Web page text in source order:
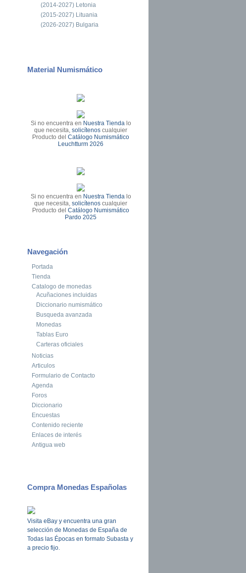
(2014-2027) Letonia
(2015-2027) Lituania
(2026-2027) Bulgaria
Material Numismático
Si no encuentra en Nuestra Tienda lo
que necesita,solicítenos cualquier
Producto delCatálogo Numismático
Leuchtturm 2026
Si no encuentra en Nuestra Tienda lo
que necesita,solicítenos cualquier
Producto delCatálogo Numismático
Pardo 2025
Navegación
Portada
Tienda
Catalogo de monedas
Acuñaciones incluidas
Diccionario numismático
Busqueda avanzada
Monedas
Tablas Euro
Carteras oficiales
Noticias
Articulos
Formulario de Contacto
Agenda
Foros
Diccionario
Encuestas
Contenido reciente
Enlaces de interés
Antigua web
Compra Monedas Españolas
Visita eBay y encuentra una gran
selección de Monedas de España de
Todas las Épocas en formato Subasta y
a precio fijo.